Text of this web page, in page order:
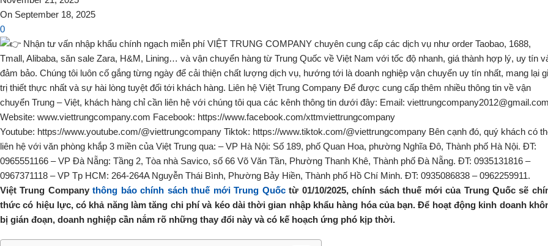
On September 18, 2025
0
Việt Trung Companythông báo chính sách thuế mới Trung Quốctừ 01/10/2025, chính sách thuế mới của Trung Quốc sẽ
thức có hiệu lực, có khả năng làm tăng chi phí và kéo dài thời gian nhập khẩu hàng hóa của bạn. Để hoạt động kinh doanh
bị gián đoạn, doanh nghiệp cần nắm rõ những thay đổi này và có kế hoạch ứng phó kịp thời.